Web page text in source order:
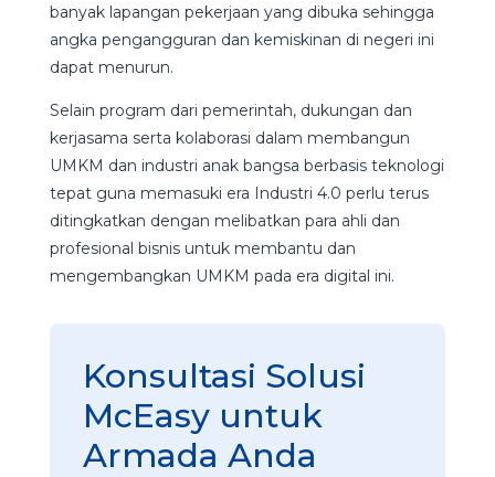
banyak lapangan pekerjaan yang dibuka sehingga
angka pengangguran dan kemiskinan di negeri ini
dapat menurun.
Selain program dari pemerintah, dukungan dan
kerjasama serta kolaborasi dalam membangun
UMKM dan industri anak bangsa berbasis teknologi
tepat guna memasuki era Industri 4.0 perlu terus
ditingkatkan dengan melibatkan para ahli dan
profesional bisnis untuk membantu dan
mengembangkan UMKM pada era digital ini.
Konsultasi Solusi
McEasy untuk
Armada Anda